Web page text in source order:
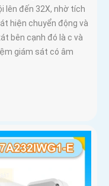
lên đến 32X, nhờ tích
hiện chuyển động và
bên cạnh đó là c và
giám sát có âm